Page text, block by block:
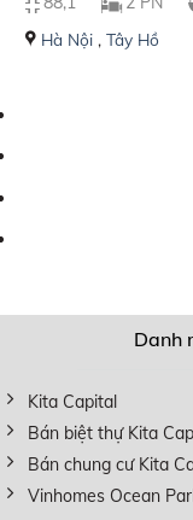
Hà Nội, Tây Hồ
Danh
Kita Capital
Bán biệt thự Kita
Bán chung cư Kita
Vinhomes Ocean